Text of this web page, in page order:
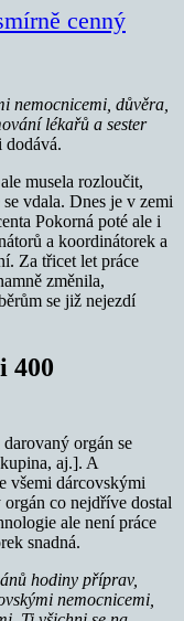
cenný
nemocnicemi, důvěra,
lékařů a sester
dodává.
musela rozloučit,
vdala. Dnes je v zemi
Pokorná poté ale i
a koordinátorek a
Za třicet let práce
změnila,
se již nejezdí
400
orgán se
aj.]. A
všemi dárcovskými
co nejdříve dostal
ale není práce
snadná.
hodiny příprav,
nemocnicemi,